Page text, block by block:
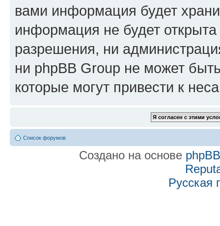
вами информация будет
информация не будет
разрешения, ни
ни phpBB Group не может
которые могут привести к
Список форумов
Создано на основе phpBB
Русская